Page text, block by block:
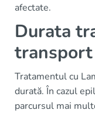
afectate.
Durata
transport
Tratamentul cu
durată. În cazul
parcursul mai